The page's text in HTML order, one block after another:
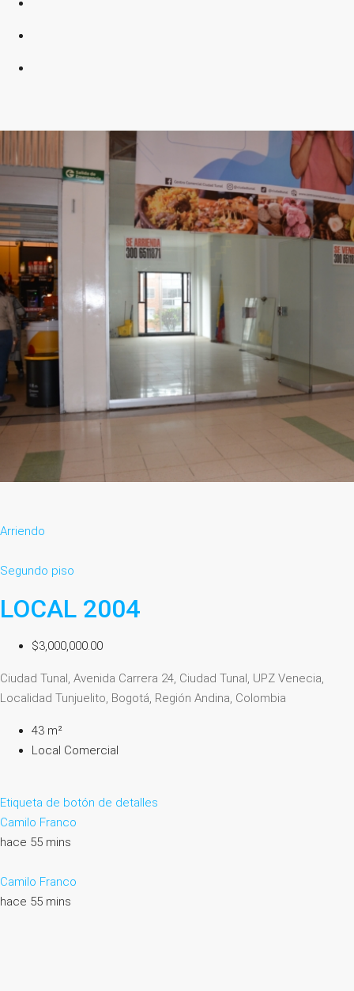
Arriendo
Segundo piso
LOCAL 2004
$3,000,000.00
Ciudad Tunal, Avenida Carrera 24, Ciudad Tunal, UPZ Venecia,
Localidad Tunjuelito, Bogotá, Región Andina, Colombia
43 m²
Local Comercial
Etiqueta de botón de detalles
Camilo Franco
hace 55 mins
Camilo Franco
hace 55 mins